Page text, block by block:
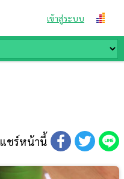
เข้าสู่ระบบ
แชร์หน้านี้